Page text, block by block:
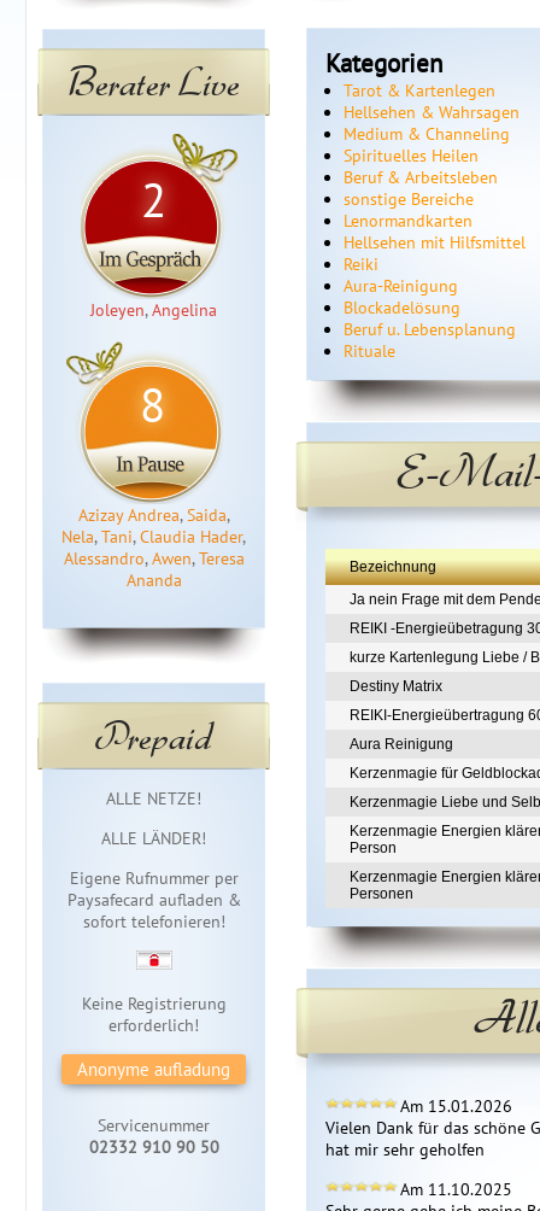
Berater Live
2
Joleyen,Angelina
8
Azizay Andrea,Saida,
Nela,Tani,Claudia Hader,
Alessandro,Awen,Teresa
Ananda
Prepaid
Sofortzugang
ALLE NETZE!
ALLE LÄNDER!
Eigene Rufnummer per
Paysafecard aufladen &
sofort telefonieren!
Keine Registrierung
erforderlich!
Anonyme aufladung
Servicenummer
02332 910 90 50
Kategorien
Tarot & Kartenlegen
Hellsehen & Wahrsagen
Medium & Channeling
Spirituelles Heilen
Beruf & Arbeitsleben
sonstige Bereiche
Lenormandkarten
Hellsehen mit Hilfsmittel
Reiki
Aura-Reinigung
Blockadelösung
Beruf u. Lebensplanung
Rituale
E-Mail-
Bezeichnung
Ja nein Frage mit dem
REIKI -Energieübetragung
kurze Kartenlegung Liebe /
Destiny Matrix
REIKI-Energieübertragung
Aura Reinigung
Kerzenmagie für
Kerzenmagie Liebe und
Kerzenmagie Energien
Person
Kerzenmagie Energien
Personen
Am 15.01.2026
Vielen Dank für das schöne
hat mir sehr geholfen
Am 11.10.2025